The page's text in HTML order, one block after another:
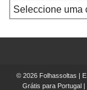
© 2026 Folhassoltas | E.
Grátis para Portugal |